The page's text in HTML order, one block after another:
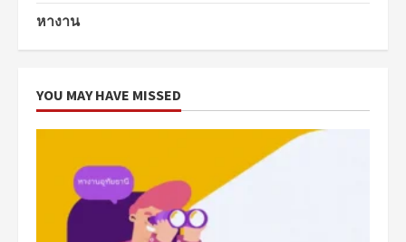
หางาน
YOU MAY HAVE MISSED